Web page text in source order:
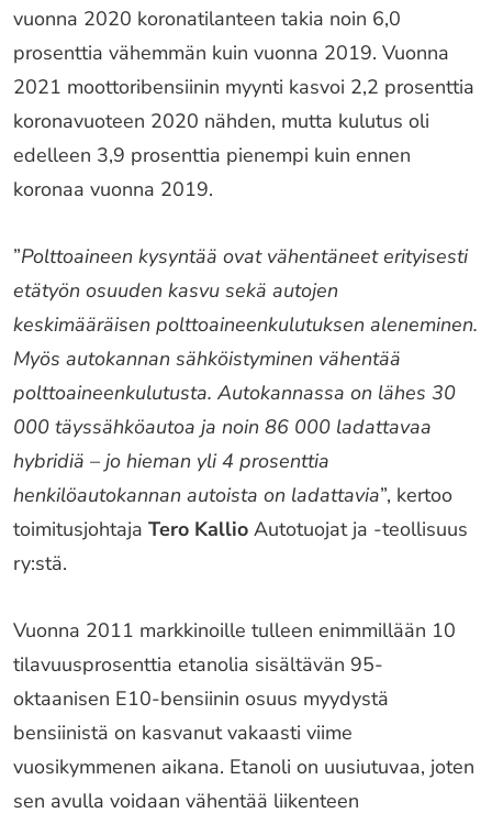
vuonna 2020 koronatilanteen takia noin 6,0
prosenttia vähemmän kuin vuonna 2019. Vuonna
2021 moottoribensiinin myynti kasvoi 2,2 prosenttia
koronavuoteen 2020 nähden, mutta kulutus oli
edelleen 3,9 prosenttia pienempi kuin ennen
koronaa vuonna 2019.
”Polttoaineen kysyntää ovat vähentäneet erityisesti
etätyön osuuden kasvu sekä autojen
keskimääräisen polttoaineenkulutuksen aleneminen.
Myös autokannan sähköistyminen vähentää
polttoaineenkulutusta. Autokannassa on lähes 30
000 täyssähköautoa ja noin 86 000 ladattavaa
hybridiä – jo hieman yli 4 prosenttia
henkilöautokannan autoista on ladattavia”, kertoo
toimitusjohtaja Tero Kallio Autotuojat ja -teollisuus
ry:stä.
Vuonna 2011 markkinoille tulleen enimmillään 10
tilavuusprosenttia etanolia sisältävän 95-
oktaanisen E10-bensiinin osuus myydystä
bensiinistä on kasvanut vakaasti viime
vuosikymmenen aikana. Etanoli on uusiutuvaa, joten
sen avulla voidaan vähentää liikenteen